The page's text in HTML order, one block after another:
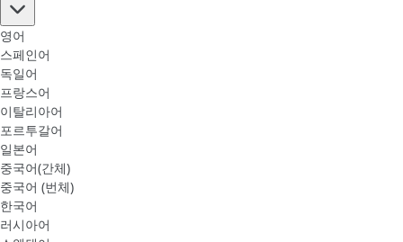
영어
스페인어
독일어
프랑스어
이탈리아어
포르투갈어
일본어
중국어(간체)
중국어 (번체)
한국어
러시아어